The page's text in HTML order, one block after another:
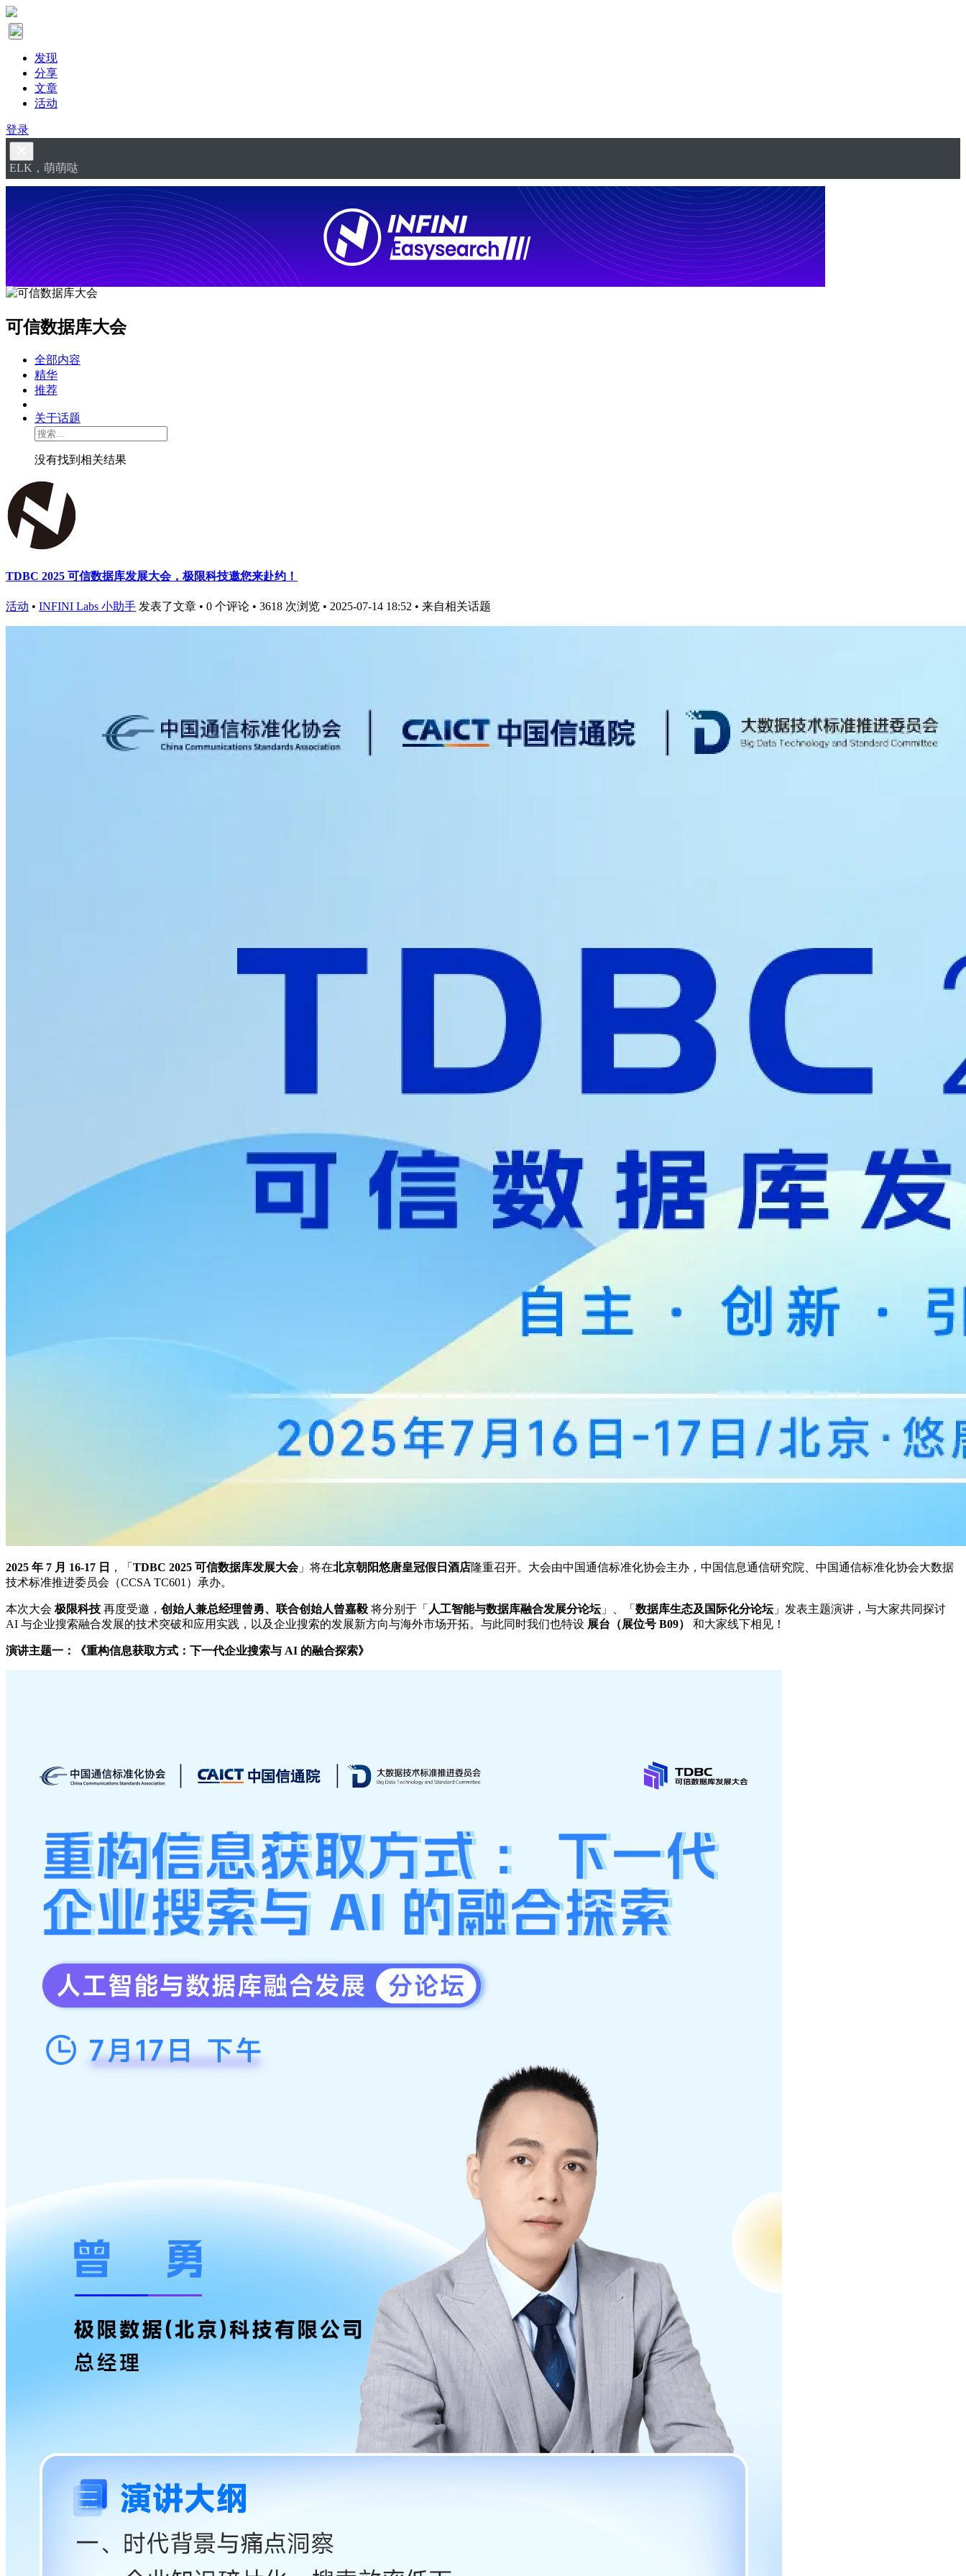
发现
分享
文章
活动
登录
ELK，萌萌哒
可信数据库大会
全部内容
精华
推荐
关于话题
没有找到相关结果
TDBC 2025 可信数据库发展大会，极限科技邀您来赴约！
活动 • INFINI Labs 小助手 发表了文章 • 0 个评论 • 3618 次浏览 • 2025-07-14 18:52 • 来自相关话题
2025 年 7 月 16-17 日 ，「 TDBC 2025 可信数据库发展大会」将在北京朝阳悠唐皇冠假日酒店隆重召开。大会由中国通信标准化协会主办，中国信息通信研究院、中国通信标准化协会大数据
技术标准推进委员会（CCSA TC601）承办。
本次大会 极限科技 再度受邀， 创始人兼总经理曾勇、联合创始人曾嘉毅 将分别于「 人工智能与数据库融合发展分论坛」、「 数据库生态及国际化分论坛」发表主题演讲，与大家共同探讨
AI 与企业搜索融合发展的技术突破和应用实践，以及企业搜索的发展新方向与海外市场开拓。与此同时我们也特设 展台（展位号 B09） 和大家线下相见！
演讲主题一：《重构信息获取方式：下一代企业搜索与 AI 的融合探索》